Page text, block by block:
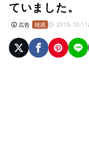
ていました。
広告 2015-10-11
雑感